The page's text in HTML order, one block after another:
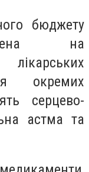
бюджету
на
окремих
серцево-
астма та